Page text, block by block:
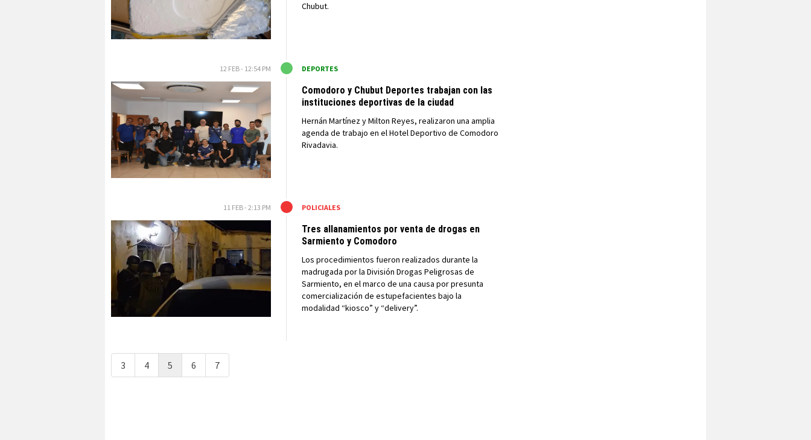
Chubut.
12 FEB - 12:54 PM DEPORTES
Comodoro y Chubut Deportes trabajan con las
instituciones deportivas de la ciudad
Hernán Martínez y Milton Reyes, realizaron una amplia
agenda de trabajo en el Hotel Deportivo de Comodoro
Rivadavia.
11 FEB - 2:13 PM POLICIALES
Tres allanamientos por venta de drogas en
Sarmiento y Comodoro
Los procedimientos fueron realizados durante la
madrugada por la División Drogas Peligrosas de
Sarmiento, en el marco de una causa por presunta
comercialización de estupefacientes bajo la
modalidad “kiosco” y “delivery”.
3 4 5 6 7